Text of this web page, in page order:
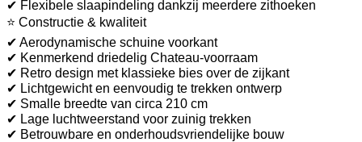
✔ Flexibele slaapindeling dankzij meerdere zithoeken
⭐ Constructie & kwaliteit
✔ Aerodynamische schuine voorkant
✔ Kenmerkend driedelig Chateau-voorraam
✔ Retro design met klassieke bies over de zijkant
✔ Lichtgewicht en eenvoudig te trekken ontwerp
✔ Smalle breedte van circa 210 cm
✔ Lage luchtweerstand voor zuinig trekken
✔ Betrouwbare en onderhoudsvriendelijke bouw